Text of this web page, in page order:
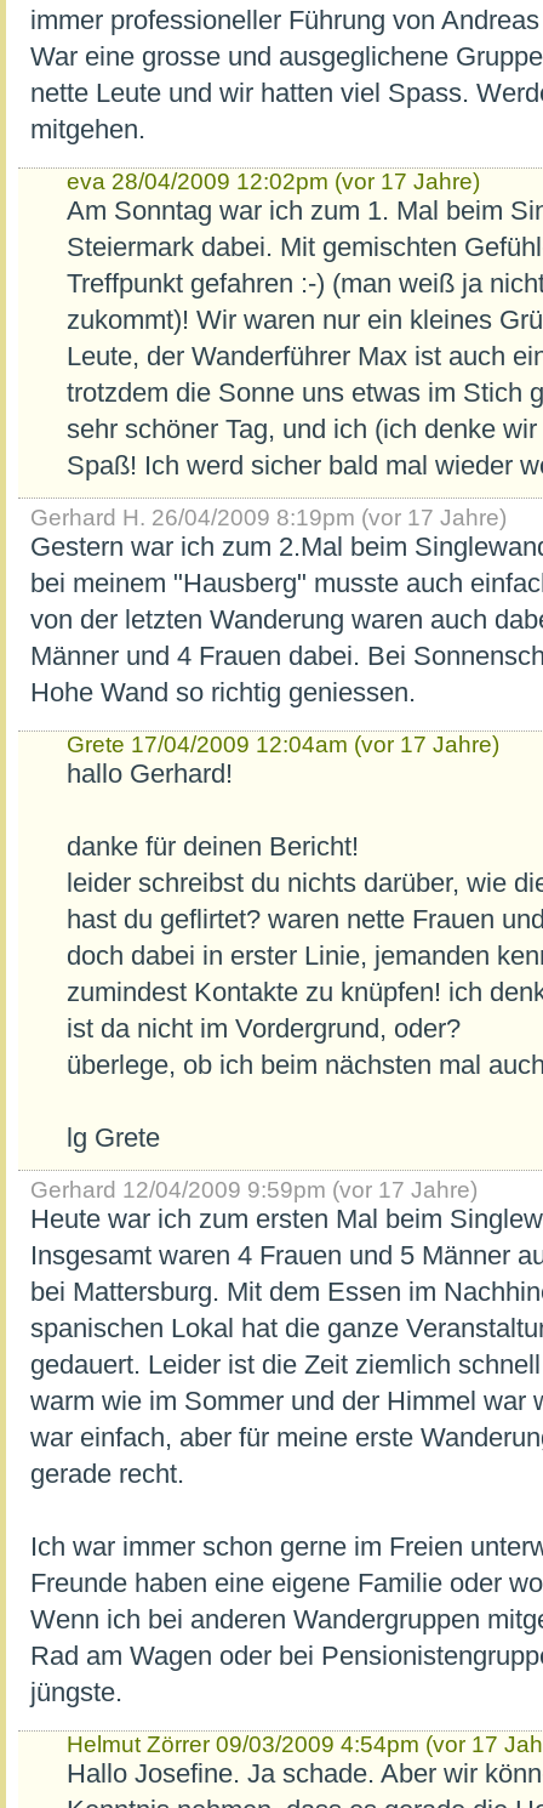
immer professioneller Führung von
War eine grosse und ausgeglichene
nette Leute und wir hatten viel Spass.
mitgehen.
eva 28/04/2009 12:02pm (vor 17 Jahre)
Am Sonntag war ich zum 1. Mal beim
Steiermark dabei. Mit gemischten
Treffpunkt gefahren :-) (man weiß ja
zukommt)! Wir waren nur ein kleines
Leute, der Wanderführer Max ist auch
trotzdem die Sonne uns etwas im Stich
sehr schöner Tag, und ich (ich denke
Spaß! Ich werd sicher bald mal wieder
Gerhard H. 26/04/2009 8:19pm (vor 17 Jahre)
Gestern war ich zum 2.Mal beim
bei meinem "Hausberg" musste auch
von der letzten Wanderung waren auch
Männer und 4 Frauen dabei. Bei
Hohe Wand so richtig geniessen.
Grete 17/04/2009 12:04am (vor 17 Jahre)
hallo Gerhard!
danke für deinen Bericht!
leider schreibst du nichts darüber, wie
hast du geflirtet? waren nette Frauen
doch dabei in erster Linie, jemanden
zumindest Kontakte zu knüpfen! ich
ist da nicht im Vordergrund, oder?
überlege, ob ich beim nächsten mal
lg Grete
Gerhard 12/04/2009 9:59pm (vor 17 Jahre)
Heute war ich zum ersten Mal beim
Insgesamt waren 4 Frauen und 5 Männer
bei Mattersburg. Mit dem Essen im
spanischen Lokal hat die ganze
gedauert. Leider ist die Zeit ziemlich
warm wie im Sommer und der Himmel war
war einfach, aber für meine erste
gerade recht.
Ich war immer schon gerne im Freien
Freunde haben eine eigene Familie oder
Wenn ich bei anderen Wandergruppen
Rad am Wagen oder bei
jüngste.
Helmut Zörrer 09/03/2009 4:54pm (vor 17
Hallo Josefine. Ja schade. Aber wir